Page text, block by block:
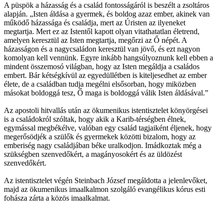
A püspök a házasság és a család fontosságáról is beszélt a zsoltáros
alapján. „Isten áldása a gyermek, és boldog azaz ember, akinek van
működő házassága és családja, mert az Úristen az ilyeneket
megtartja. Mert ez az Istentől kapott olyan vitathatatlan életrend,
amelyen keresztül az Isten megtartja, megőrzi az Ő népét. A
házasságon és a nagycsaládon keresztül van jövő, és ezt nagyon
komolyan kell vennünk. Egyre inkább hangsúlyoznunk kell ebben a
mindent összemosó világban, hogy az Isten megáldja a családos
embert. Bár kétségkívül az egyedüllétben is kiteljesedhet az ember
élete, de a családban tudja megélni elsősorban, hogy miközben
másokat boldoggá tesz, Ő maga is boldoggá válik Isten áldásával.”
Az apostoli hitvallás után az ökumenikus istentisztelet könyörgései
is a családokról szóltak, hogy akik a Karib-térségben élnek,
egymással megbékélve, valóban egy család tagjaiként éljenek, hogy
megerősödjék a szülők és gyermekek közötti bizalom, hogy az
emberiség nagy családjában béke uralkodjon. Imádkoztak még a
szükségben szenvedőkért, a magányosokért és az üldözést
szenvedőkért.
Az istentisztelet végén Steinbach József megáldotta a jelenlevőket,
majd az ökumenikus imaalkalmon szolgáló evangélikus kórus esti
fohásza zárta a közös imaalkalmat.